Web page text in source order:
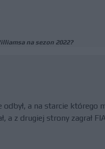
na sezon 2022?
a na starcie którego
a z drugiej strony zagrał